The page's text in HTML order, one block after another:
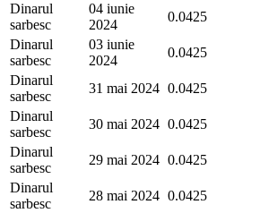
Dinarul
sarbesc
04 iunie
2024
0.0425
Dinarul
sarbesc
03 iunie
2024
0.0425
Dinarul
sarbesc
31 mai 2024 0.0425
Dinarul
sarbesc
30 mai 2024 0.0425
Dinarul
sarbesc
29 mai 2024 0.0425
Dinarul
sarbesc
28 mai 2024 0.0425